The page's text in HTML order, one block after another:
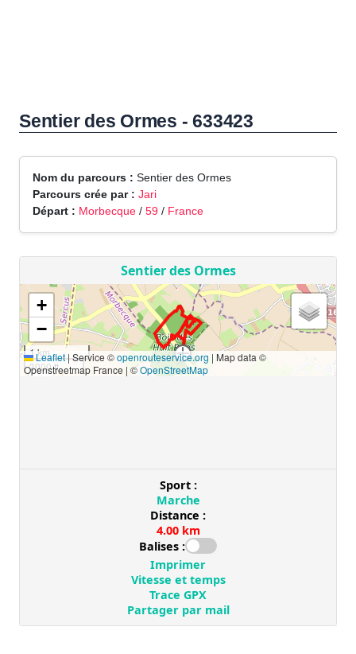
Sentier des Ormes - 633423
Nom du parcours : Sentier des Ormes
Parcours crée par : Jari
Départ : Morbecque / 59 / France